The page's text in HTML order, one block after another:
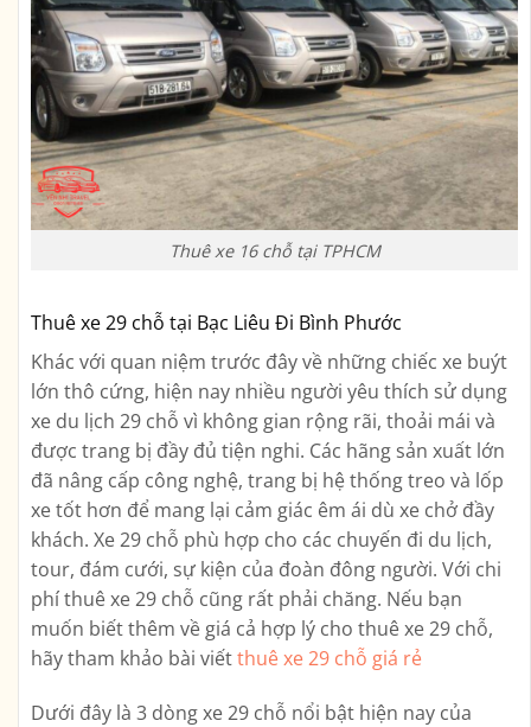
Thuê xe 16 chỗ tại TPHCM
Thuê xe 29 chỗ tại Bạc Liêu Đi Bình Phước
Khác với quan niệm trước đây về những chiếc xe buýt
lớn thô cứng, hiện nay nhiều người yêu thích sử dụng
xe du lịch 29 chỗ vì không gian rộng rãi, thoải mái và
được trang bị đầy đủ tiện nghi. Các hãng sản xuất lớn
đã nâng cấp công nghệ, trang bị hệ thống treo và lốp
xe tốt hơn để mang lại cảm giác êm ái dù xe chở đầy
khách. Xe 29 chỗ phù hợp cho các chuyến đi du lịch,
tour, đám cưới, sự kiện của đoàn đông người. Với chi
phí thuê xe 29 chỗ cũng rất phải chăng. Nếu bạn
muốn biết thêm về giá cả hợp lý cho thuê xe 29 chỗ,
hãy tham khảo bài viếtthuê xe 29 chỗ giá rẻ
Dưới đây là 3 dòng xe 29 chỗ nổi bật hiện nay của